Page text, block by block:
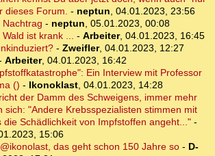
dieses Forum. - neptun, 04.01.2023, 23:56
Nachtrag - neptun, 05.01.2023, 00:08
Wald ist krank ... - Arbeiter, 04.01.2023, 16:45
- Zweifler, 04.01.2023, 12:27
Arbeiter, 04.01.2023, 16:42
Ein Interview mit Professor
() - Ikonoklast, 04.01.2023, 14:28
der Damm des Schweigens, immer mehr
sich: "Andere Krebsspezialisten stimmen mit
die Schädlichkeit von Impfstoffen angeht..." -
15:06
das geht schon 150 Jahre so- D-